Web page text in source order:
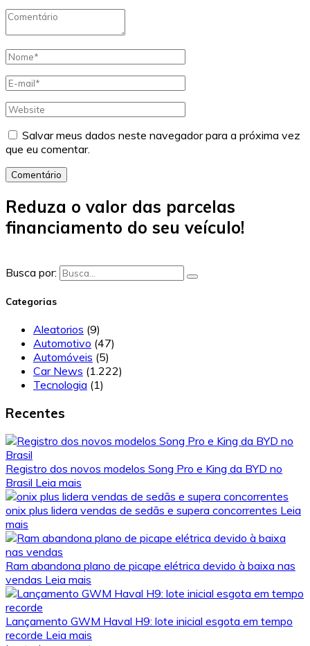
Salvar meus dados neste navegador para a próxima vez
que eu comentar.
Comentário
Reduza o valor das parcelas
financiamento do seu veículo!
Busca por:
Categorias
Aleatorios (9)
Automotivo (47)
Automóveis (5)
Car News (1.222)
Tecnologia (1)
Recentes
Registro dos novos modelos Song Pro e King da BYD no
Brasil Leia mais
onix plus lidera vendas de sedãs e supera concorrentes Leia
mais
Ram abandona plano de picape elétrica devido à baixa nas
vendas Leia mais
Lançamento GWM Haval H9: lote inicial esgota em tempo
recorde Leia mais